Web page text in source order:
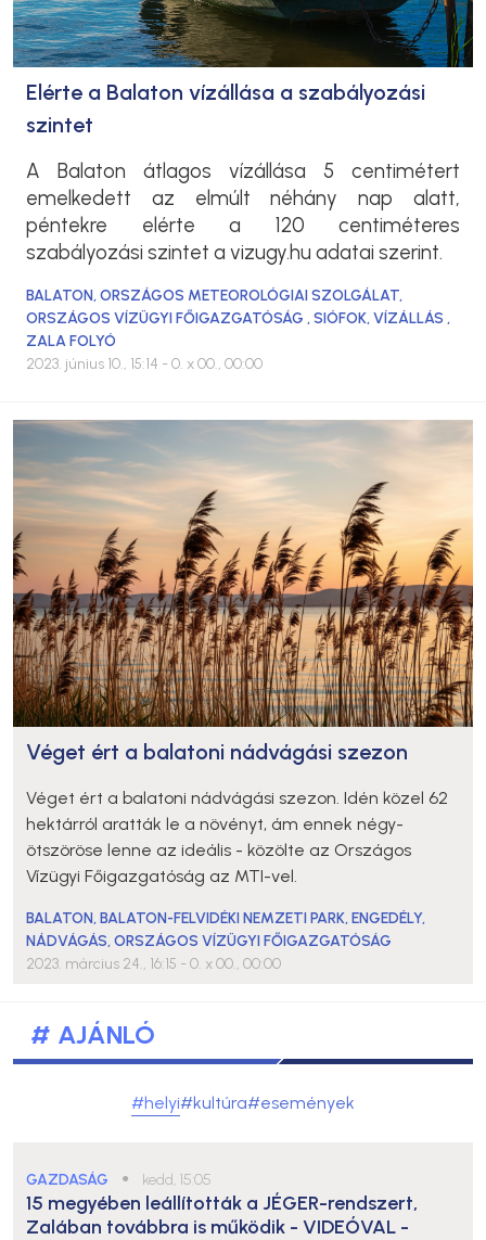
Elérte a Balaton vízállása a szabályozási
szintet
A Balaton átlagos vízállása 5 centimétert
emelkedett az elmúlt néhány nap alatt,
péntekre elérte a 120 centiméteres
szabályozási szintet a vizugy.hu adatai szerint.
BALATON,ORSZÁGOS METEOROLÓGIAI SZOLGÁLAT,
ORSZÁGOS VÍZÜGYI FŐIGAZGATÓSÁG ,SIÓFOK,VÍZÁLLÁS ,
ZALA FOLYÓ
2023. június 10., 15:14 - 0. x 00., 00:00
Véget ért a balatoni nádvágási szezon
Véget ért a balatoni nádvágási szezon. Idén közel 62
hektárról aratták le a növényt, ám ennek négy-
ötszöröse lenne az ideális - közölte az Országos
Vízügyi Főigazgatóság az MTI-vel.
BALATON,BALATON-FELVIDÉKI NEMZETI PARK,ENGEDÉLY,
NÁDVÁGÁS,ORSZÁGOS VÍZÜGYI FŐIGAZGATÓSÁG
2023. március 24., 16:15 - 0. x 00., 00:00
# AJÁNLÓ
#helyi#kultúra#események
GAZDASÁG ● kedd, 15:05
15 megyében leállították a JÉGER-rendszert,
Zalában továbbra is működik - VIDEÓVAL -